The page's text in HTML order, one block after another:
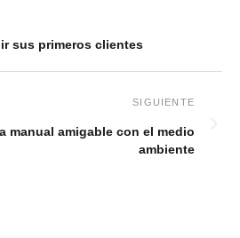
sus primeros clientes
manual amigable con el medio
ambiente